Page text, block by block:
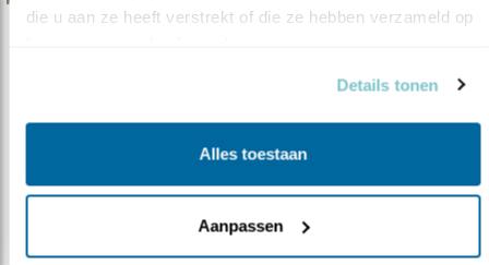
die u aan ze heeft verstrekt of die ze hebben verzameld op
Details tonen
Alles toestaan
Aanpassen
19.01.22Help jij de merel een handje? Tel mee en maak